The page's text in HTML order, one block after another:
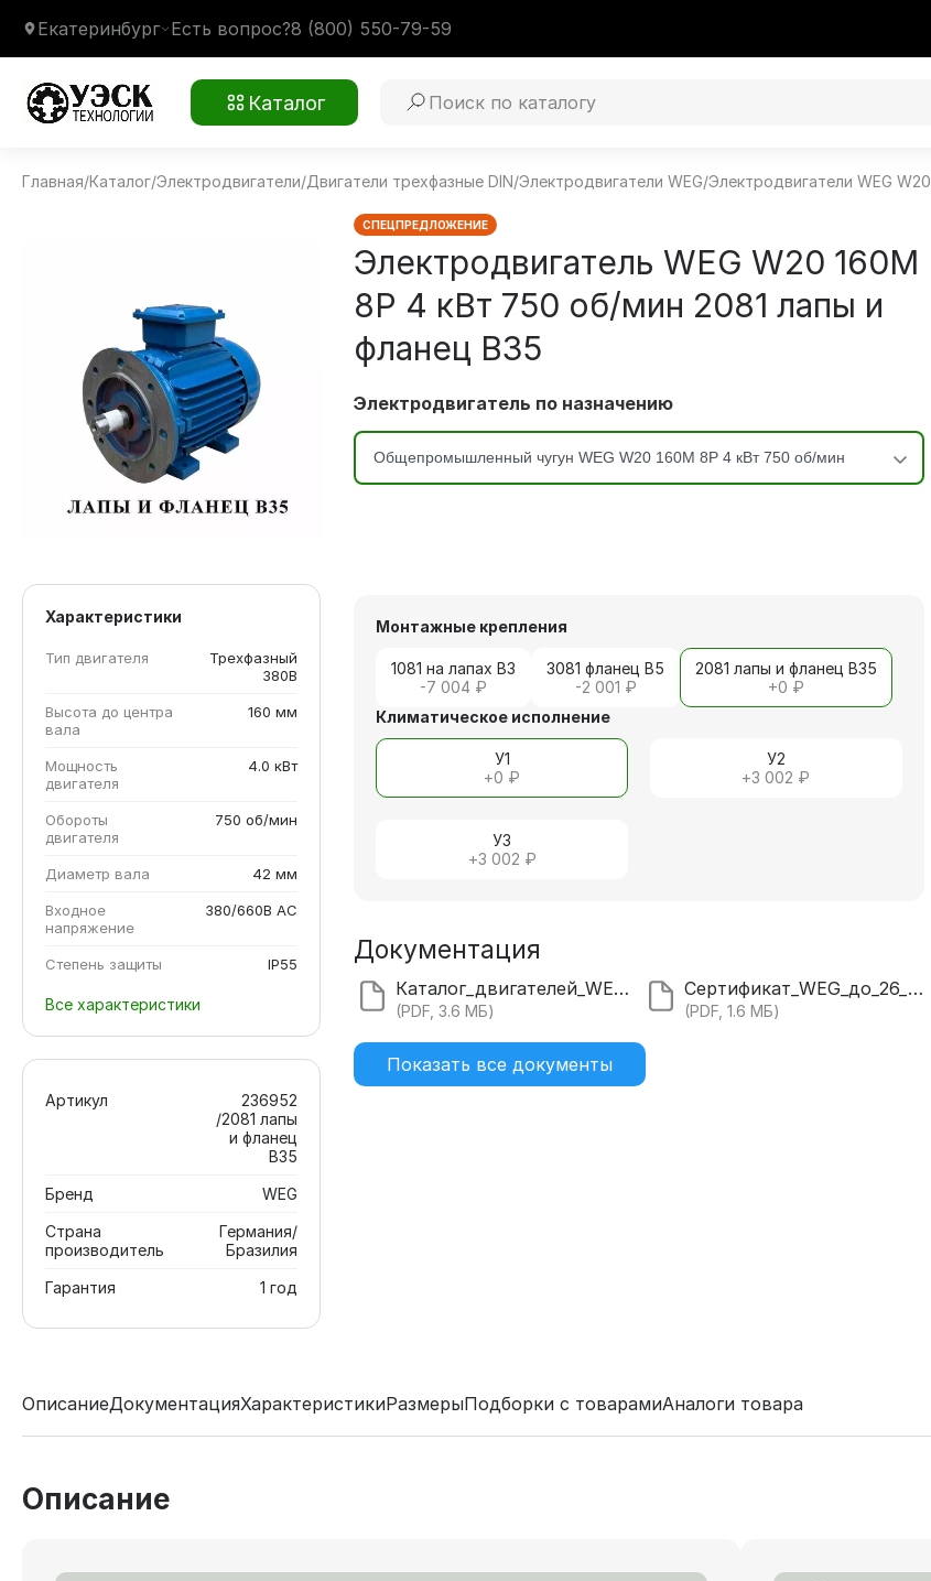
Екатеринбург Есть вопрос?8 (800) 550-79-59
Каталог
WEG W20 160M 8P 4 кВт 750 об/мин
Главная/Каталог/Электродвигатели/Двигатели трехфазные DIN/Электродвигатели WEG/Электродвигатели WEG W20
Характеристики
Тип двигателя
Трехфазный
380В
Высота до центра
вала
160 мм
Мощность
двигателя
4.0 кВт
Обороты
двигателя
750 об/мин
Диаметр вала 42 мм
Входное
напряжение
380/660В AC
Степень защиты IP55
Все характеристики
Артикул
236952
/2081 лапы
и фланец
В35
Бренд
WEG
Страна
производитель
Германия/
Бразилия
Гарантия
1 год
СПЕЦПРЕДЛОЖЕНИЕ
Электродвигатель WEG W20 160M
8P 4 кВт 750 об/мин 2081 лапы и
фланец В35
Электродвигатель по назначению
Монтажные крепления
1081 на лапах В3
-7 004 ₽
3081 фланец В5
-2 001 ₽
2081 лапы и фланец В35
+0 ₽
Климатическое исполнение
У1
+0 ₽
У2
+3 002 ₽
У3
+3 002 ₽
Документация
Каталог_двигателей_WEG_20.pdf
(PDF, 3.6 МБ)
Сертификат_WEG_до_26_года.pdf
(PDF, 1.6 МБ)
Показать все документы
ОписаниеДокументацияХарактеристикиРазмерыПодборки с товарамиАналоги товара
Описание